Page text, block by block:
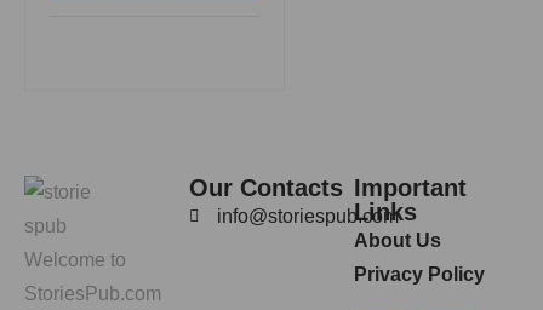
Welcome to
StoriesPub.com
Our Contacts
info@storiespub.com
Important
Links
About Us
Privacy Policy